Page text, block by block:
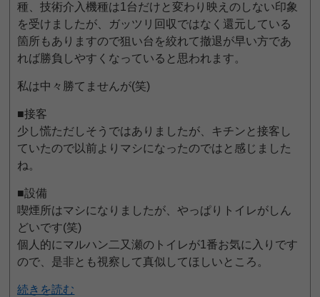
種、技術介入機種は1台だけと変わり映えのしない印象
を受けましたが、ガッツリ回収ではなく還元している
箇所もありますので狙い台を絞れて撤退が早い方であ
れば勝負しやすくなっていると思われます。
私は中々勝てませんが(笑)
■接客
少し慌ただしそうではありましたが、キチンと接客し
ていたので以前よりマシになったのではと感じました
ね。
■設備
喫煙所はマシになりましたが、やっぱりトイレがしん
どいです(笑)
個人的にマルハン二又瀬のトイレが1番お気に入りです
ので、是非とも視察して真似してほしいところ。
続きを読む